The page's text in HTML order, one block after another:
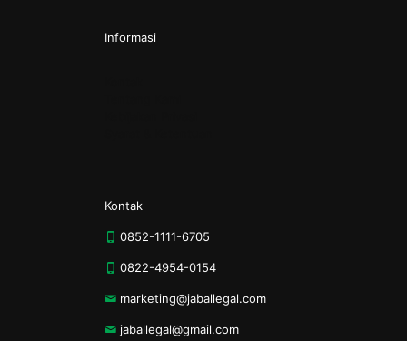
Informasi
Kontak
0852-1111-6705
0822-4954-0154
marketing@jaballegal.com
jaballegal@gmail.com